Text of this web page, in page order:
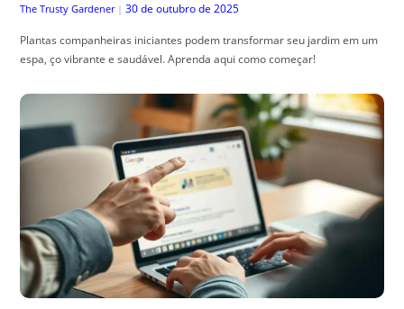
The Trusty Gardener | 30 de outubro de 2025
Plantas companheiras iniciantes podem transformar seu jardim em um
espa, ço vibrante e saudável. Aprenda aqui como começar!